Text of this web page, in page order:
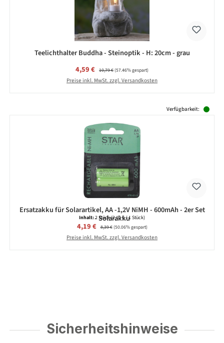
Teelichthalter Buddha - Steinoptik - H: 20cm - grau
Verkaufspreis:
4,59 € Regulärer Preis:
10,79 €(57.46% gespart)
Preise inkl. MwSt. zzgl. Versandkosten
Verfügbarkeit:
Ersatzakku für Solarartikel, AA -1,2V NiMH - 600mAh - 2er Set
- Solarakku
Inhalt:2 Stück(2,10 € / 1 Stück)
Verkaufspreis:
4,19 € Regulärer Preis:
8,39 €(50.06% gespart)
Preise inkl. MwSt. zzgl. Versandkosten
Sicherheitshinweise